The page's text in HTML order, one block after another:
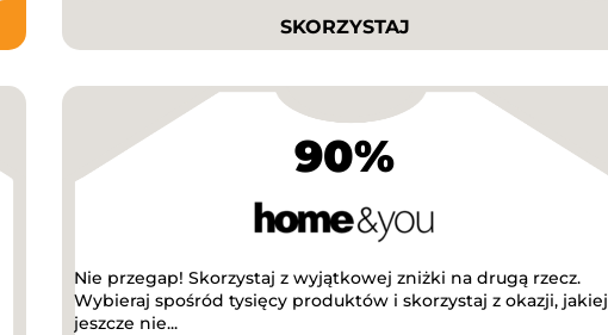
SKORZYSTAJ
90%
Nie przegap! Skorzystaj z wyjątkowej zniżki na drugą rzecz.
Wybieraj spośród tysięcy produktów i skorzystaj z okazji, jakiej
jeszcze nie...